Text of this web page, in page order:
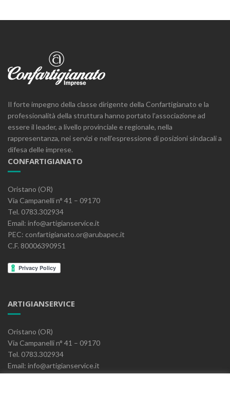
Il forte impegno della classe dirigente della Confartigianato e la
professionalità della struttura hanno portato l’associazione ad
essere il leader, a livello provinciale e regionale, nella
rappresentanza, nei servizi e nell’espressione di posizioni sindacali a
difesa delle imprese.
CONFARTIGIANATO
Oristano (OR)
Via Campanelli n° 41 – 09170
Tel. 0783.302934
Email: info@artigianservice.it
PEC: confartigianato.or@arubapec.it
C.F. 80006390951
ARTIGIANSERVICE
Oristano (OR)
Via Campanelli n° 41 – 09170
Tel. 0783.302934
Email: info@artigianservice.it